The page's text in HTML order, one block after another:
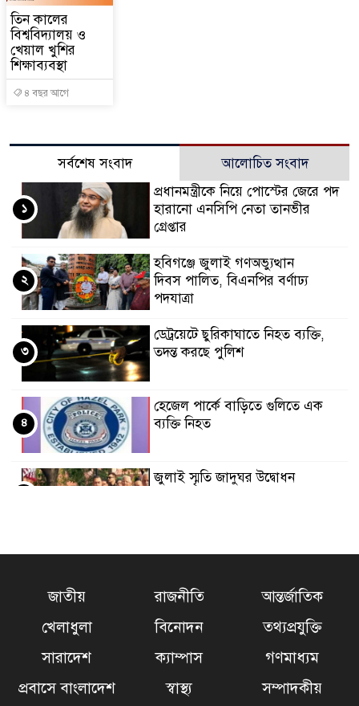
তিন কালের
বিশ্ববিদ্যালয় ও
খেয়াল খুশির
শিক্ষাব্যবস্থা
৪ বছর আগে
সর্বশেষ সংবাদ
আলোচিত সংবাদ
প্রধানমন্ত্রীকে নিয়ে পোস্টের জেরে পদ
হারানো এনসিপি নেতা তানভীর
গ্রেপ্তার
১
হবিগঞ্জে জুলাই গণঅভ্যুত্থান
দিবস পালিত, বিএনপির বর্ণাঢ্য
পদযাত্রা
২
ডেট্রয়েটে ছুরিকাঘাতে নিহত ব্যক্তি,
তদন্ত করছে পুলিশ
৩
হেজেল পার্কে বাড়িতে গুলিতে এক
ব্যক্তি নিহত
৪
জুলাই স্মৃতি জাদুঘর উদ্বোধন
প্রেস ক্লাবের সামনে সংঘর্ষ, ঢামেকে
উত্তেজনা; আহত ফারজানা ও আয়াশ
বিয়ের প্রতিশ্রুতিতে সম্পর্ক : শাস্তির
জাতীয় রাজনীতি
আন্তর্জাতিক
খেলাধুলা
বিনোদন
তথ্যপ্রযুক্তি
সারাদেশ
ক্যাম্পাস
গণমাধ্যম
প্রবাসে বাংলাদেশ
স্বাস্থ্য সম্পাদকীয়